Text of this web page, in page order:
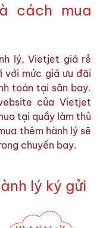
cách mua
lý, Vietjet giá rẻ
với mức giá ưu đãi
toán tại sân bay.
của Vietjet
tại quầy làm thủ
thêm hành lý sẽ
chuyến bay.
lý ký gửi